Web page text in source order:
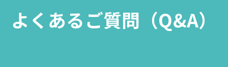
よくあるご質問（Q&A）